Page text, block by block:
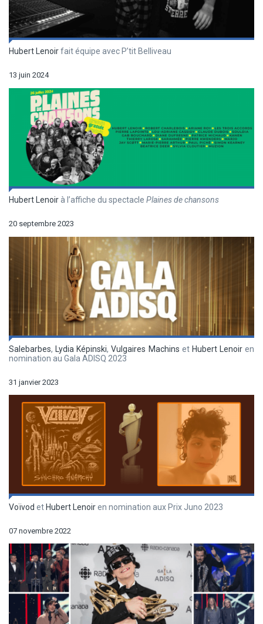
Hubert Lenoirfait équipe avec P’tit Belliveau
13 juin 2024
Hubert Lenoir à l’affiche du spectacle Plaines de chansons
20 septembre 2023
Salebarbes, Lydia Képinski,Vulgaires Machins et Hubert Lenoiren
nomination au Gala ADISQ 2023
31 janvier 2023
Voïvod et Hubert Lenoiren nomination aux Prix Juno 2023
07 novembre 2022